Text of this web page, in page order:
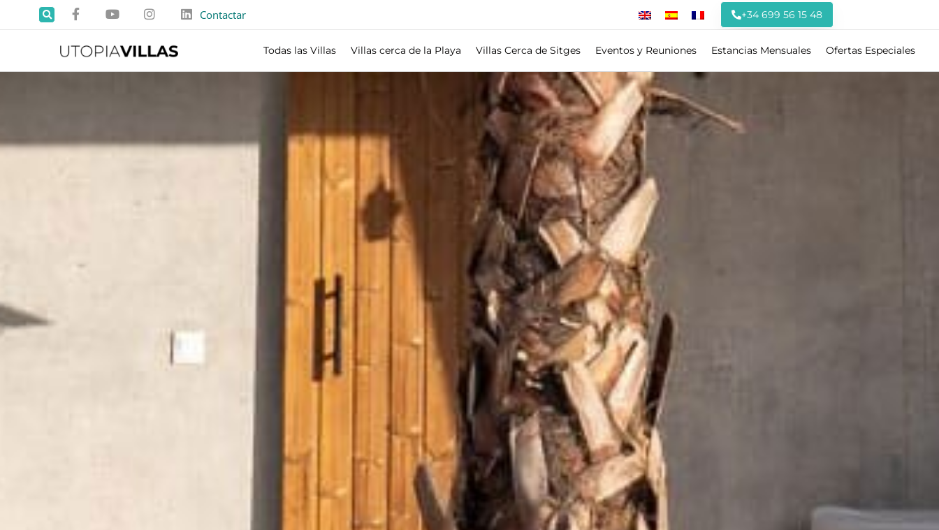
Contactar +34 699 56 15 48
Todas las Villas Villas cerca de la Playa Villas Cerca de Sitges Eventos y Reuniones Estancias Mensuales Ofertas Especiales